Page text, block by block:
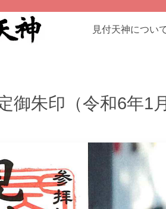
見付天神につい
朱印（令和6年1